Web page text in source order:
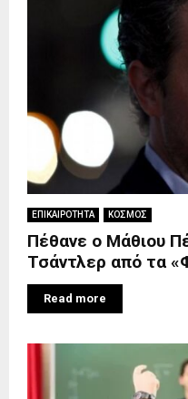
ΕΠΙΚΑΙΡΟΤΗΤΑ ΚΟΣΜΟΣ
Πέθανε ο Μάθιου
Τσάντλερ από τα
Read more